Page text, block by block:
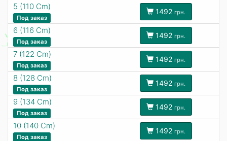
5 (110 Cm)
Под заказ
1492 грн.
6 (116 Cm)
Под заказ
1492 грн.
7 (122 Cm)
Под заказ
1492 грн.
8 (128 Cm)
Под заказ
1492 грн.
9 (134 Cm)
Под заказ
1492 грн.
10 (140 Cm)
Под заказ
1492 грн.